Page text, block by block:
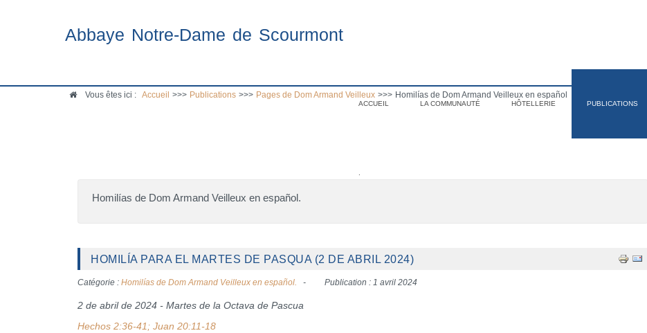
Abbaye Notre-Dame de Scourmont
ACCUEIL LA COMMUNAUTÉ HÔTELLERIE PUBLICATIONS
Vous êtes ici : Accueil >>> Publications >>> Pages de Dom Armand Veilleux >>> Homilías de Dom Armand Veilleux en español
Homilías de Dom Armand Veilleux en español.
HOMILÍA PARA EL MARTES DE PASQUA (2 DE ABRIL 2024)
Catégorie : Homilías de Dom Armand Veilleux en español. Publication : 1 avril 2024
2 de abril de 2024 - Martes de la Octava de Pascua
Hechos 2:36-41; Juan 20:11-18